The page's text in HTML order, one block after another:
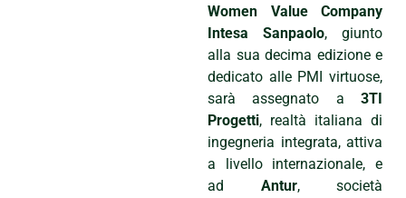
Women Value Company
Intesa Sanpaolo, giunto
alla sua decima edizione e
dedicato alle PMI virtuose,
sarà assegnato a 3TI
Progetti, realtà italiana di
ingegneria integrata, attiva
a livello internazionale, e
ad Antur, società